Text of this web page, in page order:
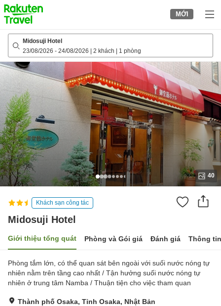
to
top
page
MỚI
Midosuji Hotel
23/08/2026 - 24/08/2026 2 khách 1 phòng
40
Khách sạn công tác
Midosuji Hotel
Giới thiệu tổng quát Phòng và Gói giá Đánh giá Thông
Phòng tắm lớn, có thể quan sát bên ngoài với suối nước nóng tự
nhiên nằm trên tầng cao nhất / Tận hưởng suối nước nóng tự
nhiên ở trung tâm Namba / Thuận tiện cho việc tham quan
Thành phố Osaka, Tỉnh Osaka, Nhật Bản